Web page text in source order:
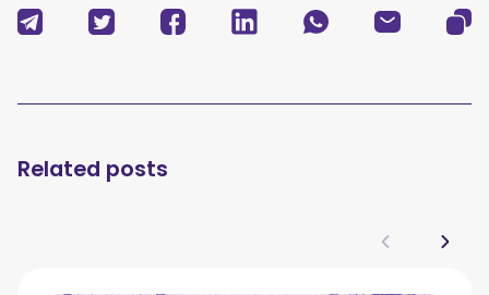
Related posts